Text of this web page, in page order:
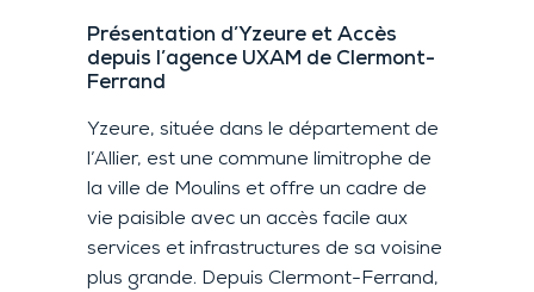
Présentation d’Yzeure et Accès
depuis l’agence UXAM de Clermont-
Ferrand
Yzeure, située dans le département de
l’Allier, est une commune limitrophe de
la ville de Moulins et offre un cadre de
vie paisible avec un accès facile aux
services et infrastructures de sa voisine
plus grande. Depuis Clermont-Ferrand,